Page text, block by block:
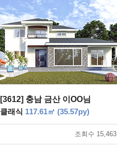
[3612] 충남 금산 이OO님
클래식 117.61㎡ (35.57py)
조회수 15,463